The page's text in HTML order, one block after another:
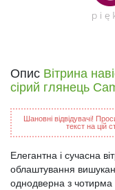
Опис Вітрина
сірий глянець
Шановні відвідувачі!
текст на цій
Елегантна і сучасна
облаштування
однодверна з чотирма